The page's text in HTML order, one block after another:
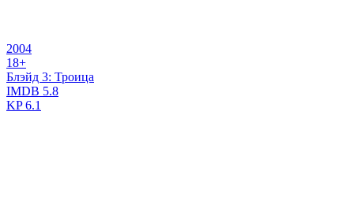
2004
18+
Блэйд 3: Троица
IMDB 5.8
KP6.1